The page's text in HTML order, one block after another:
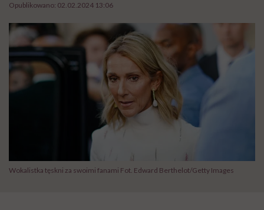
Opublikowano: 02.02.2024 13:06
Wokalistka tęskni za swoimi fanami Fot. Edward Berthelot/Getty Images